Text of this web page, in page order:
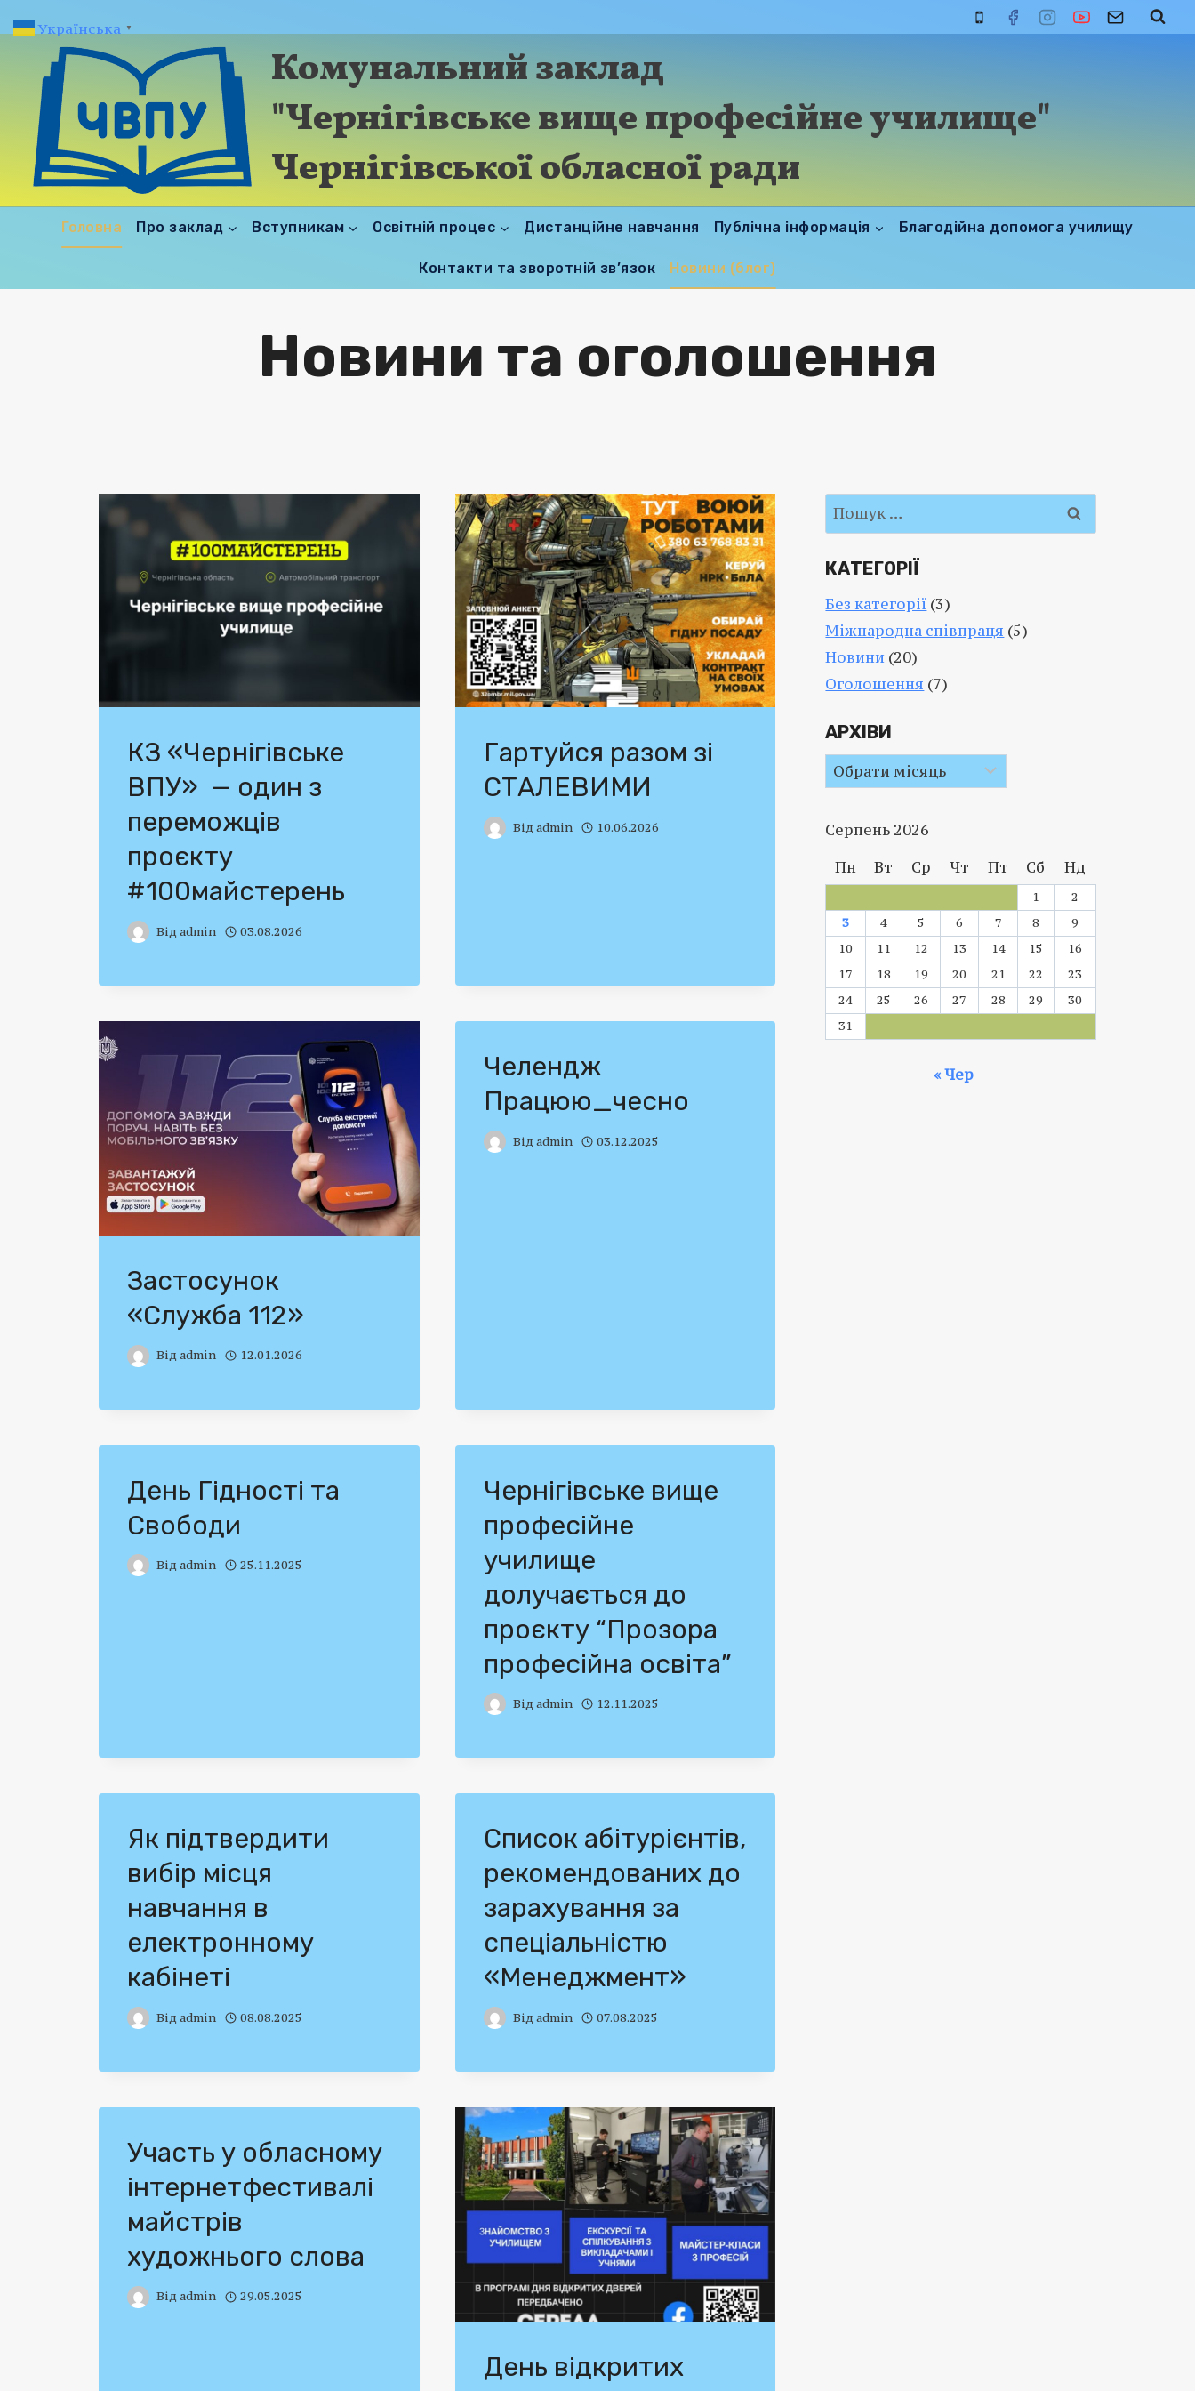
до
вмісту
Комунальний заклад
"Чернігівське вище професійне училище"
Чернігівської обласної ради
Головна Про заклад Вступникам Освітній процес Дистанційне навчання Публічна інформація Благодійна допомога училищу
Контакти та зворотній зв’язок Новини (блог)
Новини та оголошення
КЗ «Чернігівське
ВПУ» — один з
переможців
проєкту
#100майстерень
Від admin 03.08.2026
Гартуйся разом зі
СТАЛЕВИМИ
Від admin 10.06.2026
Застосунок
«Служба 112»
Від admin 12.01.2026
Челендж
Працюю_чесно
Від admin 03.12.2025
День Гідності та
Свободи
Від admin 25.11.2025
Чернігівське вище
професійне
училище
долучається до
проєкту “Прозора
професійна освіта”
Від admin 12.11.2025
Як підтвердити
вибір місця
навчання в
електронному
кабінеті
Від admin 08.08.2025
Список абітурієнтів,
рекомендованих до
зарахування за
спеціальністю
«Менеджмент»
Від admin 07.08.2025
Участь у обласному
інтернетфестивалі
майстрів
художнього слова
Відadmin 29.05.2025
День відкритих
Пошук:
КАТЕГОРІЇ
Без категорії (3)
Міжнародна співпраця (5)
Новини (20)
Оголошення (7)
АРХІВИ
Архіви
Серпень 2026
Пн
Вт Ср Чт Пт Сб Нд
1
2
3
4 5 6 7 8
9
10
11 12 13 14 15
16
17
18 19 20 21 22
23
24
25 26 27 28 29
30
31
« Чер
Українська ▼